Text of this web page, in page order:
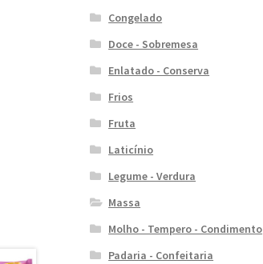
Congelado
Doce - Sobremesa
Enlatado - Conserva
Frios
Fruta
Laticínio
Legume - Verdura
Massa
Molho - Tempero - Condimento
Padaria - Confeitaria